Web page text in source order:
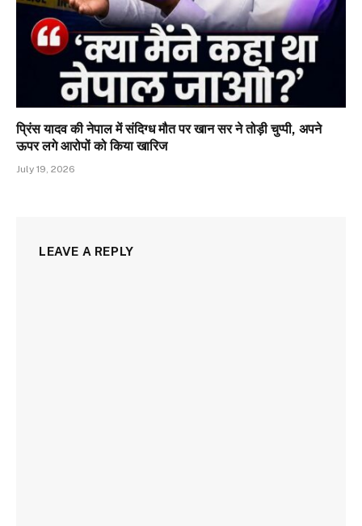
प्रिंस यादव की नेपाल में संदिग्ध मौत पर खान सर ने तोड़ी चुप्पी, अपने
ऊपर लगे आरोपों को किया खारिज
July 19, 2026
LEAVE A REPLY